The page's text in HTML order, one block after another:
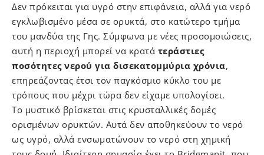
Δεν πρόκειται για υγρό στην επιφάνεια, αλλά για νερό
εγκλωβισμένο μέσα σε ορυκτά, στο κατώτερο τμήμα
του μανδύα της Γης. Σύμφωνα με νέες προσομοιώσεις,
αυτή η περιοχή μπορεί να κρατά τεράστιες
ποσότητες νερού για δισεκατομμύρια χρόνια,
επηρεάζοντας έτσι τον παγκόσμιο κύκλο του με
τρόπους που μέχρι τώρα δεν είχαμε υπολογίσει.
Το μυστικό βρίσκεται στις κρυσταλλικές δομές
ορισμένων ορυκτών. Αυτά δεν αποθηκεύουν το νερό
ως υγρό, αλλά ενσωματώνουν το νερό στη χημική